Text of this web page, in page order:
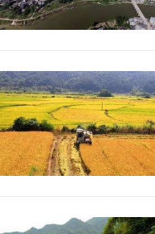
法律困境